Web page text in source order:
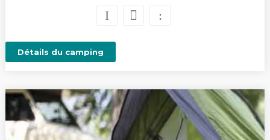
Détails du camping